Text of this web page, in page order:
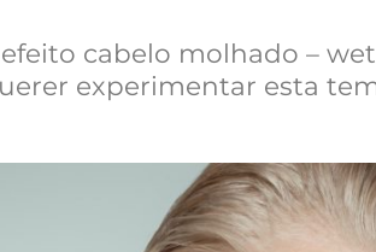
cabelo molhado –
experimentar esta